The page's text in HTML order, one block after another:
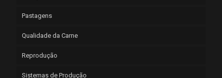
Pastagens
Qualidade da Carne
Reprodução
Sistemas de Produção